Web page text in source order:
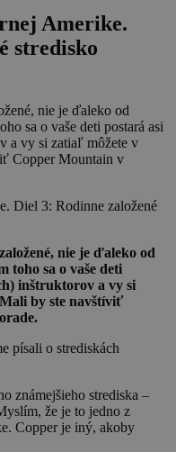
Amerike.
stredisko
nie je ďaleko od
sa o vaše deti postará asi
a vy si zatiaľ môžete v
Copper Mountain v
nie je ďaleko od
toho sa o vaše deti
inštruktorov a vy si
by ste navštíviť
písali o strediskách
známejšieho strediska –
že je to jedno z
Copper je iný, akoby